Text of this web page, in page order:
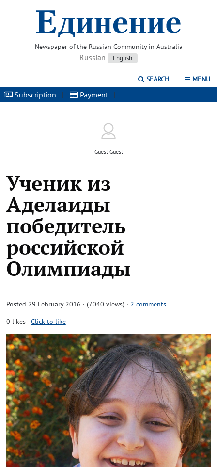
Newspaper of the Russian Community in Australia
Russian English
SEARCH MENU
Subscription | Payment |
Guest Guest
Ученик из
Аделаиды
победитель
российской
Олимпиады
Posted 29 February 2016 · (7040 views) · 2 comments
0 likes-Click to like